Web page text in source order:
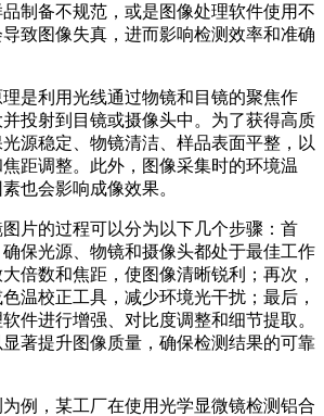
制备不规范，或是图像处理软件使用不
致图像失真，进而影响检测效率和准确
是利用光线通过物镜和目镜的聚焦作
投射到目镜或摄像头中。为了获得高质
源稳定、物镜清洁、样品表面平整，以
距调整。此外，图像采集时的环境温
也会影响成像效果。
片的过程可以分为以下几个步骤：首
保光源、物镜和摄像头都处于最佳工作
倍数和焦距，使图像清晰锐利；再次，
温校正工具，减少环境光干扰；最后，
件进行增强、对比度调整和细节提取。
著提升图像质量，确保检测结果的可靠
例，某工厂在使用光学显微镜检测铝合